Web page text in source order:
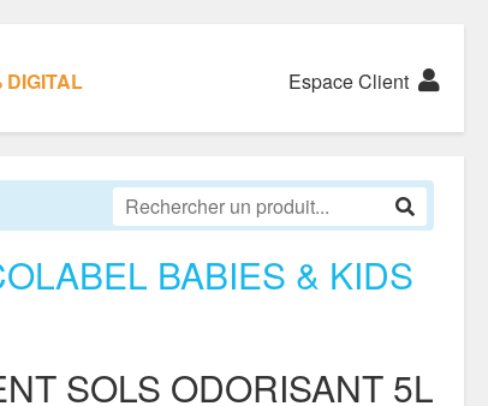
DIGITAL Espace Client
BABIES & KIDS
SOLS ODORISANT 5L